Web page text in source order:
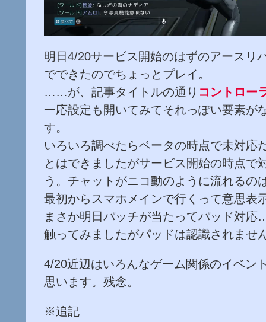
明日4/20サービス開始のはずのアースリ
でできたのでちょっとプレイ。
……が、記事タイトルの通り コントロー
一応設定も開いてみてそれっぽい要素が
す。
いろいろ調べたらベータの時点で未対応
とはできましたがサービス開始の時点
う。チャットがニコ動のように流れるの
最初からスマホメインで行くって意思表
まさか明日パッチが当たってパッド対
触ってみましたがパッドは認識されませ
4/20近辺はいろんなゲーム関係のイベン
思います。残念。
※追記